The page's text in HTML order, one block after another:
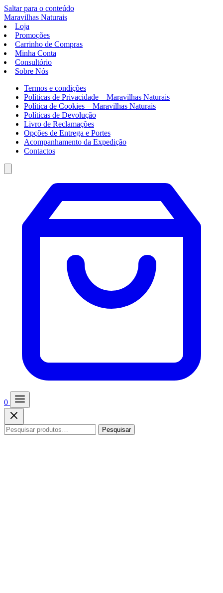
Saltar para o conteúdo
Maravilhas Naturais
Loja
Promoções
Carrinho de Compras
Minha Conta
Consultório
Sobre Nós
Termos e condições
Políticas de Privacidade – Maravilhas Naturais
Política de Cookies – Maravilhas Naturais
Políticas de Devolução
Livro de Reclamações
Opções de Entrega e Portes
Acompanhamento da Expedição
Contactos
0
Pesquisar